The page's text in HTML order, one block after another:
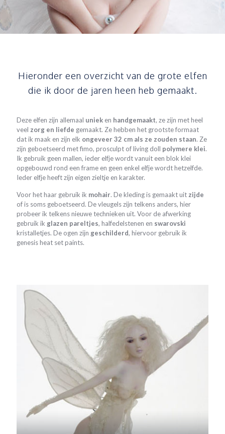
Hieronder een overzicht van de grote elfen
die ik door de jaren heen heb gemaakt.
Deze elfen zijn allemaal uniek en handgemaakt, ze zijn met heel
veel zorg en liefde gemaakt. Ze hebben het grootste formaat
dat ik maak en zijn elk ongeveer 32 cm als ze zouden staan. Ze
zijn geboetseerd met fimo, prosculpt of living doll polymere klei.
Ik gebruik geen mallen, ieder elfje wordt vanuit een blok klei
opgebouwd rond een frame en geen enkel elfje wordt hetzelfde.
Ieder elfje heeft zijn eigen zieltje en karakter.
Voor het haar gebruik ik mohair. De kleding is gemaakt uit zijde
of is soms geboetseerd. De vleugels zijn telkens anders, hier
probeer ik telkens nieuwe technieken uit. Voor de afwerking
gebruik ik glazen pareltjes, halfedelstenen en swarovski
kristalletjes. De ogen zijn geschilderd, hiervoor gebruik ik
genesis heat set paints.